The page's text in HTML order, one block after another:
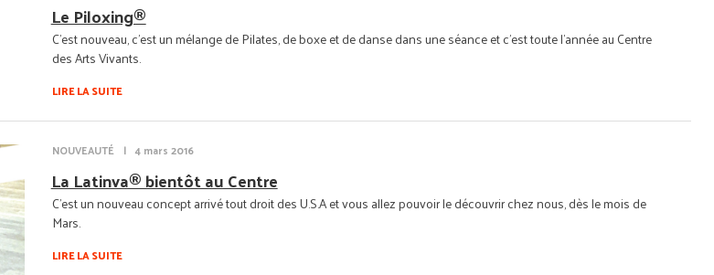
Le Piloxing®
C'est nouveau, c'est un mélange de Pilates, de boxe et de danse dans une séance et c'est toute l'année au Centre
des Arts Vivants.
LIRE LA SUITE
NOUVEAUTÉ | 4 mars 2016
La Latinva® bientôt au Centre
C'est un nouveau concept arrivé tout droit des U.S.A et vous allez pouvoir le découvrir chez nous, dès le mois de
Mars.
LIRE LA SUITE